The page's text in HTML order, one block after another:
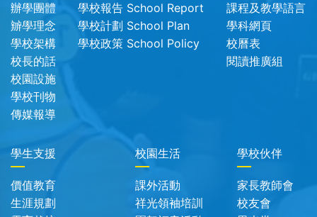
辦學團體
辧學理念
學校架構
校長的話
校園設施
學校刊物
傳媒報導
學校報告 School Report
學校計劃 School Plan
學校政策 School Policy
課程及教學語言
學科網頁
校曆表
閱讀推廣組
學生支援
價值教育
生涯規劃
校園生活
課外活動
祥光領袖培訓
學校伙伴
家長教師會
校友會